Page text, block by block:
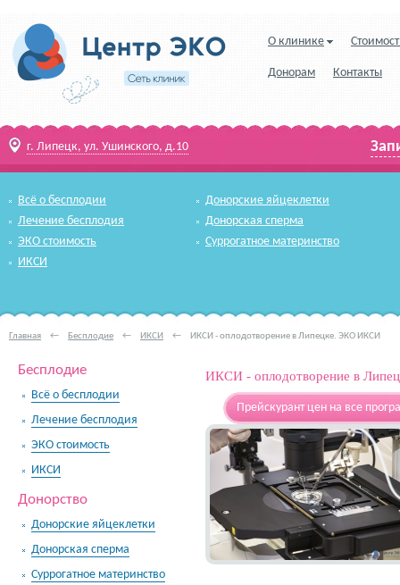
О клинике
Донорам Контакты
г. Липецк, ул. Ушинского, д.10
Всё о бесплодии
Лечение бесплодия
ЭКО стоимость
ИКСИ
Донорские яйцеклетки
Донорская сперма
Суррогатное материнство
Главная ← Бесплодие ← ИКСИ ← ИКСИ - оплодотворение в Липецке. ЭКО ИКСИ
Бесплодие
Всё о бесплодии
Лечение бесплодия
ЭКО стоимость
ИКСИ
Донорство
Донорские яйцеклетки
Донорская сперма
Суррогатное материнство
ИКСИ - оплодотворение в
Прейскурант цен на все